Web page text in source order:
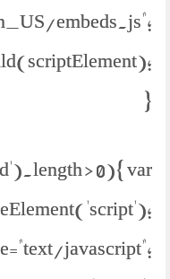
embeds.js";
}
> 0){ var
javascript";